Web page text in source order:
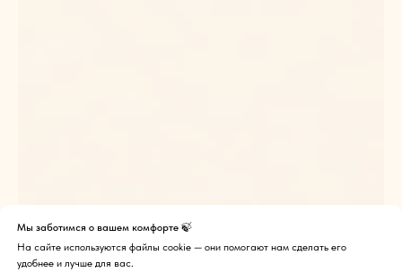
Мы заботимся о вашем комфорте 🍃
На сайте используются файлы cookie — они помогают нам сделать его
удобнее и лучше для вас.